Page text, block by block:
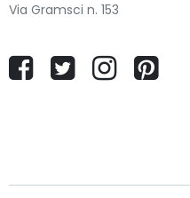
Via Gramsci n. 153